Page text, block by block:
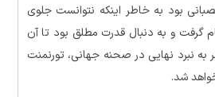
بود به خاطر اینکه نتوانست جلوی
گرفت و به دنبال قدرت مطلق بود تا آن
به نبرد نهایی در صحنه جهانی، تورنمنت
شد.